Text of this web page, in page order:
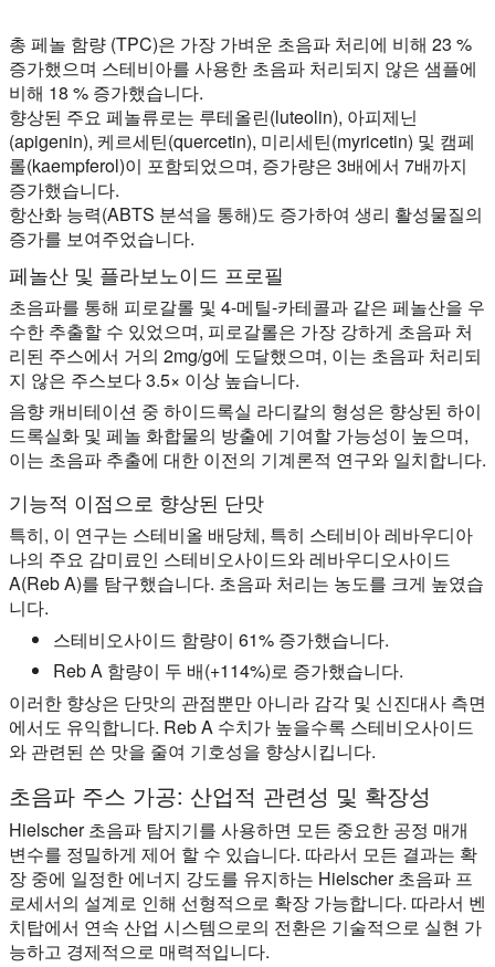
총 페놀 함량 (TPC)은 가장 가벼운 초음파 처리에 비해 23 %
증가했으며 스테비아를 사용한 초음파 처리되지 않은 샘플에
비해 18 % 증가했습니다.
향상된 주요 페놀류로는 루테올린(luteolin), 아피제닌
(apigenin), 케르세틴(quercetin), 미리세틴(myricetin) 및 캠페
롤(kaempferol)이 포함되었으며, 증가량은 3배에서 7배까지
증가했습니다.
항산화 능력(ABTS 분석을 통해)도 증가하여 생리 활성물질의
증가를 보여주었습니다.
페놀산 및 플라보노이드 프로필
초음파를 통해 피로갈롤 및 4-메틸-카테콜과 같은 페놀산을 우
수한 추출할 수 있었으며, 피로갈롤은 가장 강하게 초음파 처
리된 주스에서 거의 2mg/g에 도달했으며, 이는 초음파 처리되
지 않은 주스보다 3.5× 이상 높습니다.
음향 캐비테이션 중 하이드록실 라디칼의 형성은 향상된 하이
드록실화 및 페놀 화합물의 방출에 기여할 가능성이 높으며,
이는 초음파 추출에 대한 이전의 기계론적 연구와 일치합니다.
기능적 이점으로 향상된 단맛
특히, 이 연구는 스테비올 배당체, 특히 스테비아 레바우디아
나의 주요 감미료인 스테비오사이드와 레바우디오사이드
A(Reb A)를 탐구했습니다. 초음파 처리는 농도를 크게 높였습
니다.
스테비오사이드 함량이 61% 증가했습니다.
Reb A 함량이 두 배(+114%)로 증가했습니다.
이러한 향상은 단맛의 관점뿐만 아니라 감각 및 신진대사 측면
에서도 유익합니다. Reb A 수치가 높을수록 스테비오사이드
와 관련된 쓴 맛을 줄여 기호성을 향상시킵니다.
초음파 주스 가공: 산업적 관련성 및 확장성
Hielscher 초음파 탐지기를 사용하면 모든 중요한 공정 매개
변수를 정밀하게 제어 할 수 있습니다. 따라서 모든 결과는 확
장 중에 일정한 에너지 강도를 유지하는 Hielscher 초음파 프
로세서의 설계로 인해 선형적으로 확장 가능합니다. 따라서 벤
치탑에서 연속 산업 시스템으로의 전환은 기술적으로 실현 가
능하고 경제적으로 매력적입니다.